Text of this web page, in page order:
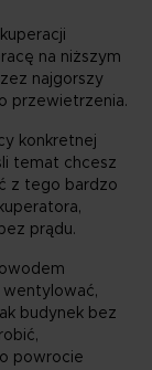
na niższym
najgorszy
przewietrzenia.
konkretnej
temat chcesz
z tego bardzo
prądu.
budynek bez
powrocie